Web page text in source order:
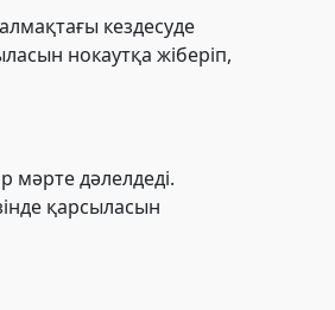
кездесуде
нокаутқа жіберіп,
мәрте дәлелдеді.
қарсыласын